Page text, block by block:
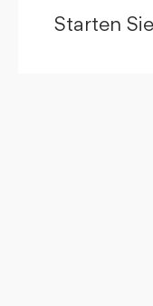
Starten